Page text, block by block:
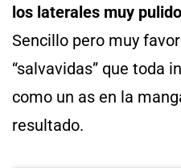
los laterales muy
Sencillo pero muy
“salvavidas” que toda
como un as en la
resultado.